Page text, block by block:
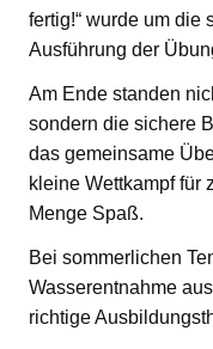
fertig!“ wurde um die
Ausführung der
Am Ende standen
sondern die sichere
das gemeinsame
kleine Wettkampf für
Menge Spaß.
Bei sommerlichen
Wasserentnahme
richtige